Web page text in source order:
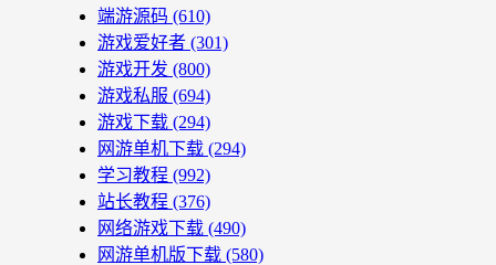
端游源码 (610)
游戏爱好者 (301)
游戏开发 (800)
游戏私服 (694)
游戏下载 (294)
网游单机下载 (294)
学习教程 (992)
站长教程 (376)
网络游戏下载 (490)
网游单机版下载 (580)